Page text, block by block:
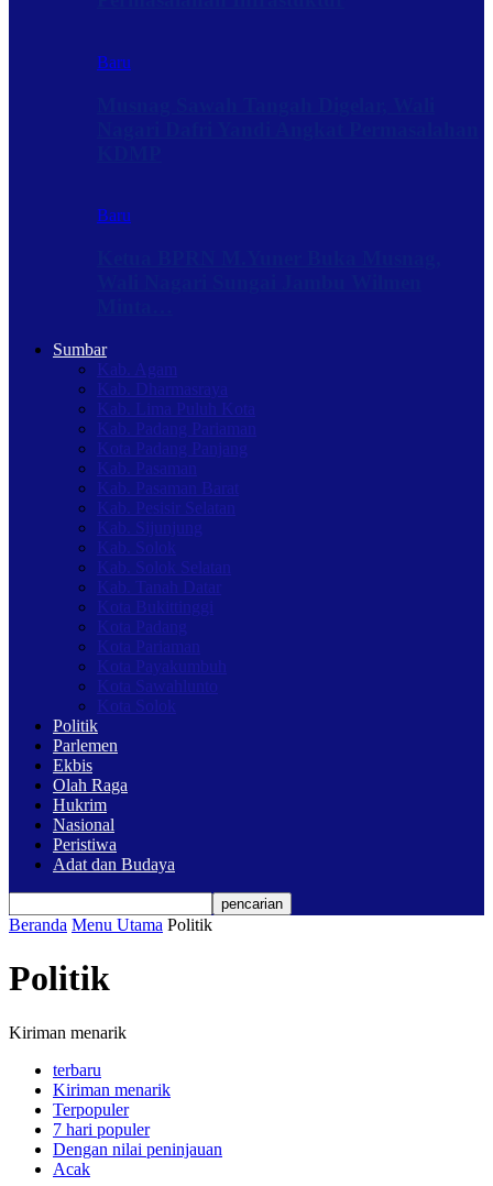
Baru
Baru
Sumbar
Kab. Agam
Kab. Dharmasraya
Kab. Lima Puluh Kota
Kab. Padang Pariaman
Kota Padang Panjang
Kab. Pasaman
Kab. Pasaman Barat
Kab. Pesisir Selatan
Kab. Sijunjung
Kab. Solok
Kab. Solok Selatan
Kab. Tanah Datar
Kota Bukittinggi
Kota Padang
Kota Pariaman
Kota Payakumbuh
Kota Sawahlunto
Kota Solok
Politik
Parlemen
Ekbis
Olah Raga
Hukrim
Nasional
Peristiwa
Adat dan Budaya
Beranda Menu Utama Politik
Politik
Kiriman menarik
terbaru
Kiriman menarik
Terpopuler
7 hari populer
Dengan nilai peninjauan
Acak